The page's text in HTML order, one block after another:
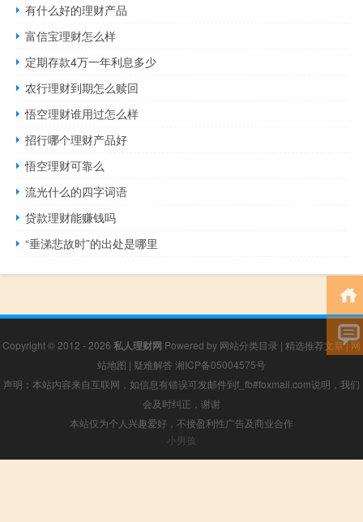
有什么好的理财产品
富信宝理财怎么样
定期存款4万一年利息多少
农行理财到期怎么赎回
悟空理财谁用过怎么样
招行哪个理财产品好
悟空理财可靠么
流光什么的四字词语
贷款理财能赚钱吗
“垂涕悲故时”的出处是哪里
Copyright © 2012 - 2026 私人理财网 Powered by 网站分类目录 | 精选推荐文章|网
站地图 | 疑难解答 湘ICP备05004575号
声明：本站内容来自互联网，如信息有错误可发邮件到f_fb#foxmail.com说明，我们
会及时纠正，谢谢
本站仅为个人兴趣爱好，不接盈利性广告及商业合作
小男孩